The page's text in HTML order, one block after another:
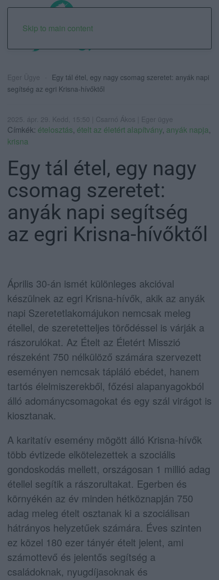
Skip to main content
Eger Ügye
Egy tál étel, egy nagy csomag szeretet: anyák napi
segítség az egri Krisna-hívőktől
2025. ápr. 29. Kedd, 15:50 | Csarnó Ákos | Eger ügye
Címkék: ételosztás, ételt az életért alapítvány, anyák napja,
krisna
Egy tál étel, egy nagy
csomag szeretet:
anyák napi segítség
az egri Krisna-hívőktől
Április 30-án ismét különleges akcióval
készülnek az egri Krisna-hívők, akik az anyák
napi Szeretetlakomájukon nemcsak meleg
étellel, de szeretetteljes törődéssel is várják a
rászorulókat. Az Ételt az Életért Misszió
részeként 750 nélkülöző számára szervezett
eseményen nemcsak tápláló ebédet, hanem
tartós élelmiszerekből, főzési alapanyagokból
álló adománycsomagokat és egy szál virágot is
kiosztanak.
A karitatív esemény mögött álló Krisna-hívők
több évtizede elkötelezettek a szociális
gondoskodás mellett, országosan 1 millió adag
étellel segítik a rászorultakat. Egerben és
környékén az év minden hétköznapján 750
adag meleg ételt osztanak ki a szociálisan
hátrányos helyzetűek számára. Éves szinten
ez közel 180 ezer tányér ételt jelent, ami
számottevő és jelentős segítség a
családoknak, nyugdíjasoknak és